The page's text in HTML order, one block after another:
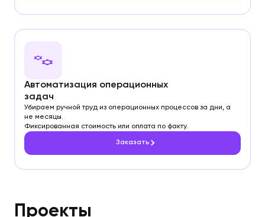
Автоматизация операционных
задач
Убираем ручной труд из операционных процессов за дни, а
не месяцы.
Фиксированная стоимость или оплата по факту.
Заказать
Проекты